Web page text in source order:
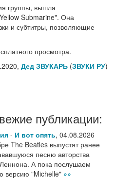
группы, вышла
Submarine". Она
и субтитры, позволяющие
просмотра.
Дед ЗВУКАРЬ (ЗВУКИ РУ)
публикации:
- И вот опять, 04.08.2026
The Beatles выпустят ранее
песню авторства
А пока послушаем
версию "Michelle" »»